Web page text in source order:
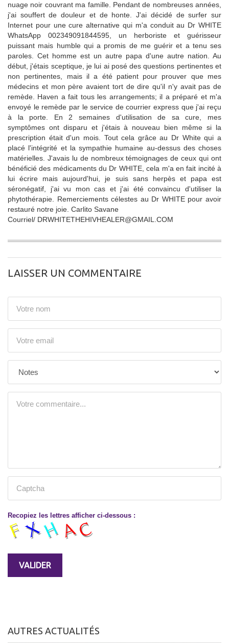
nuage noir couvrant ma famille. Pendant de nombreuses années,
j'ai souffert de douleur et de honte. J'ai décidé de surfer sur
Internet pour une cure alternative qui m'a conduit au Dr WHITE
WhatsApp 002349091844595, un herboriste et guérisseur
puissant mais humble qui a promis de me guérir et a tenu ses
paroles. Cet homme est un autre papa d'une autre nation. Au
début, j'étais sceptique, je lui ai posé des questions pertinentes et
non pertinentes, mais il a été patient pour prouver que mes
médecins et mon père avaient tort de dire qu'il n'y avait pas de
remède. Haven a fait tous les arrangements; il a préparé et m'a
envoyé le remède par le service de courrier express que j'ai reçu
à la porte. En 2 semaines d'utilisation de sa cure, mes
symptômes ont disparu et j'étais à nouveau bien même si la
prescription était d'un mois. Tout cela grâce au Dr White qui a
placé l'intégrité et la sympathie humaine au-dessus des choses
matérielles. J'avais lu de nombreux témoignages de ceux qui ont
bénéficié des médicaments du Dr WHITE, cela m'a en fait incité à
lui écrire mais aujourd'hui, je suis sans herpès et papa est
séronégatif, j'ai vu mon cas et j'ai été convaincu d'utiliser la
phytothérapie. Remerciements célestes au Dr WHITE pour avoir
restauré notre joie. Carlito Savane
Courriel/ DRWHITETHEHIVHEALER@GMAIL.COM
LAISSER UN COMMENTAIRE
Recopiez les lettres afficher ci-dessous :
AUTRES ACTUALITÉS